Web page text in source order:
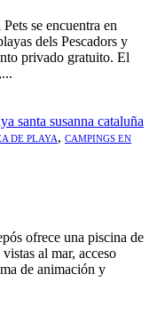
se encuentra en
dels Pescadors y
privado gratuito. El
DE PLAYA, CAMPINGS EN
ofrece una piscina de
al mar, acceso
de animación y